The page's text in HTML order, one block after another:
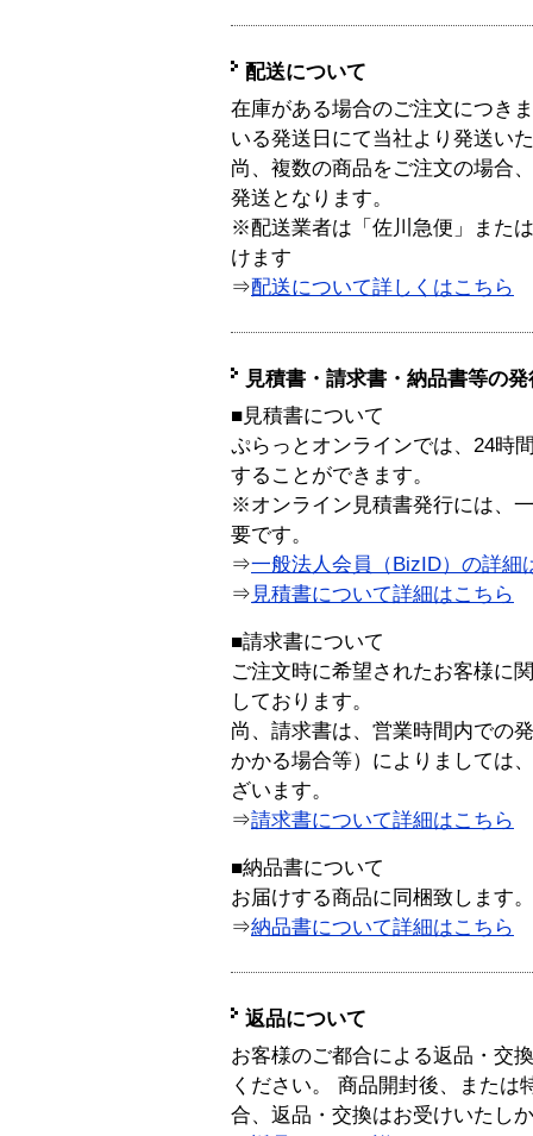
配送について
在庫がある場合のご注文につき
いる発送日にて当社より発送い
尚、複数の商品をご注文の場合
発送となります。
※配送業者は「佐川急便」また
けます
⇒配送について詳しくはこちら
見積書・請求書・納品書等の
■見積書について
ぷらっとオンラインでは、24時
することができます。
※オンライン見積書発行には、
要です。
⇒一般法人会員（BizID）の詳細
⇒ 見積書について詳細はこちら
■請求書について
ご注文時に希望されたお客様に
しております。
尚、請求書は、営業時間内での
かかる場合等）によりましては
ざいます。
⇒請求書について詳細はこちら
■納品書について
お届けする商品に同梱致します。
⇒納品書について詳細はこちら
返品について
お客様のご都合による返品・交
ください。 商品開封後、または
合、返品・交換はお受けいたし